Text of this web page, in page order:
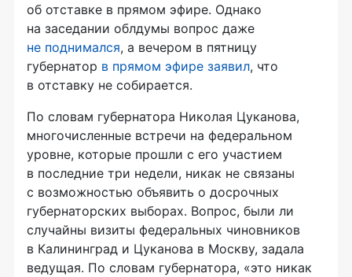
об отставке в прямом эфире. Однако
на заседании облдумы вопрос даже
не поднимался, а вечером в пятницу
губернатор в прямом эфире заявил, что
в отставку не собирается.
По словам губернатора Николая Цуканова,
многочисленные встречи на федеральном
уровне, которые прошли с его участием
в последние три недели, никак не связаны
с возможностью объявить о досрочных
губернаторских выборах. Вопрос, были ли
случайны визиты федеральных чиновников
в Калининград и Цуканова в Москву, задала
ведущая. По словам губернатора, «это никак